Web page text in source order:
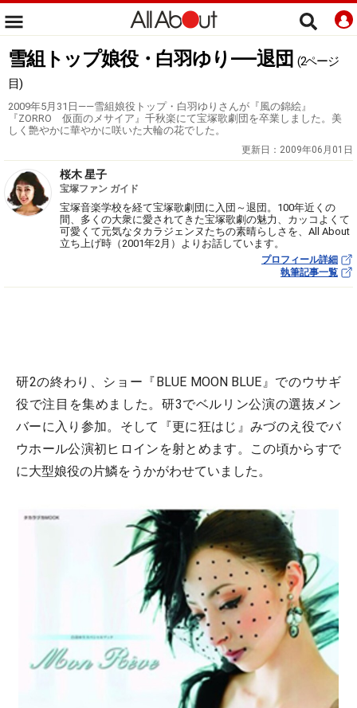
雪組トップ娘役・白羽ゆり――退団 (2ページ
目)
2009年5月31日――雪組娘役トップ・白羽ゆりさんが『風の錦絵』
『ZORRO 仮面のメサイア』千秋楽にて宝塚歌劇団を卒業しました。美
しく艶やかに華やかに咲いた大輪の花でした。
更新日： 2009年06月01日
桜木 星子
宝塚ファン ガイド
宝塚音楽学校を経て宝塚歌劇団に入団～退団。100年近くの
間、多くの大衆に愛されてきた宝塚歌劇の魅力、カッコよくて
可愛くて元気なタカラジェンヌたちの素晴らしさを、All About
立ち上げ時（2001年2月）よりお話しています。
プロフィール詳細
執筆記事一覧
研2の終わり、ショー『BLUE MOON BLUE』でのウサギ
役で注目を集めました。研3でベルリン公演の選抜メン
バーに入り参加。そして『更に狂はじ』みづのえ役でバ
ウホール公演初ヒロインを射とめます。この頃からすで
に大型娘役の片鱗をうかがわせていました。